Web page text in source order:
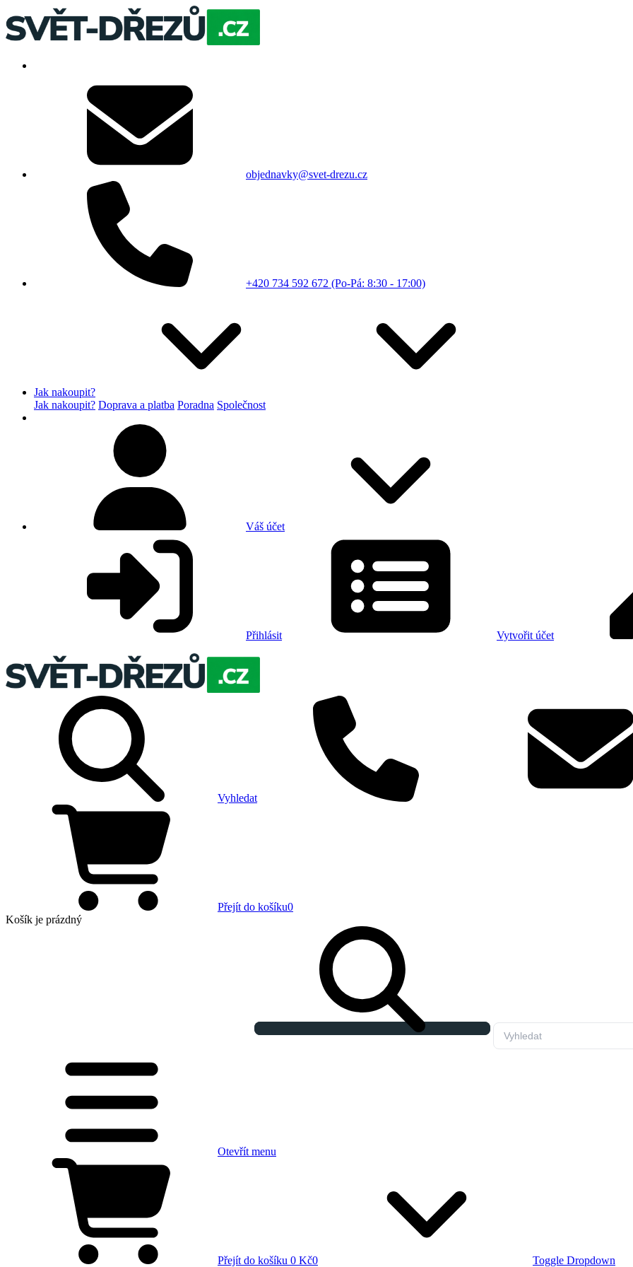
objednavky@svet-drezu.cz
+420 734 592 672 (Po-Pá: 8:30 - 17:00)
Jak nakoupit?
Jak nakoupit? Doprava a platba Poradna Společnost
Váš účet
Přihlásit Vytvořit účet
Vyhledat
Přejít do košíku0
Košík je prázdný
Otevřít menu
Přejít do košíku 0 Kč0
Toggle Dropdown